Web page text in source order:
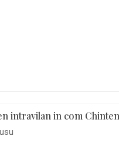
intravilan in com